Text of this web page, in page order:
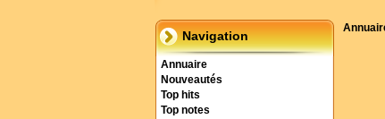
Navigation
Annuaire
Nouveautés
Top hits
Top notes